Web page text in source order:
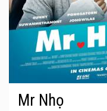
Mr Nhọ